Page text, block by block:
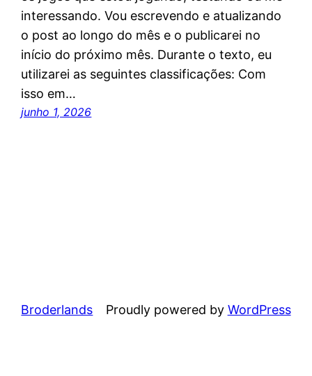
interessando. Vou escrevendo e atualizando
o post ao longo do mês e o publicarei no
início do próximo mês. Durante o texto, eu
utilizarei as seguintes classificações: Com
isso em…
junho 1, 2026
Broderlands Proudly powered by WordPress